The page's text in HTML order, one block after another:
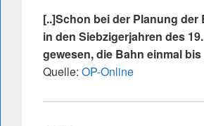
[..]Schon bei der Planung
in den Siebzigerjahren des
gewesen, die Bahn einmal
Quelle: OP-Online